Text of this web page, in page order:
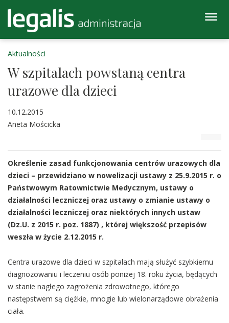
Aktualności
W szpitalach powstaną centra
urazowe dla dzieci
10.12.2015
Aneta Mościcka
Określenie zasad funkcjonowania centrów urazowych dla
dzieci – przewidziano w nowelizacji ustawy z 25.9.2015 r. o
Państwowym Ratownictwie Medycznym, ustawy o
działalności leczniczej oraz ustawy o zmianie ustawy o
działalności leczniczej oraz niektórych innych ustaw
(Dz.U. z 2015 r. poz. 1887) , której większość przepisów
weszła w życie 2.12.2015 r.
Centra urazowe dla dzieci w szpitalach mają służyć szybkiemu
diagnozowaniu i leczeniu osób poniżej 18. roku życia, będących
w stanie nagłego zagrożenia zdrowotnego, którego
następstwem są ciężkie, mnogie lub wielonarządowe obrażenia
ciała.